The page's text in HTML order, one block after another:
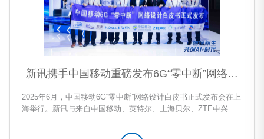
新讯携手中国移动重磅发布6G“零中断”网络设
2025年6月，中国移动6G“零中断”网络设计白皮书正式发布会在上
海举行。新讯与来自中国移动、英特尔、上海贝尔、ZTE中兴、S